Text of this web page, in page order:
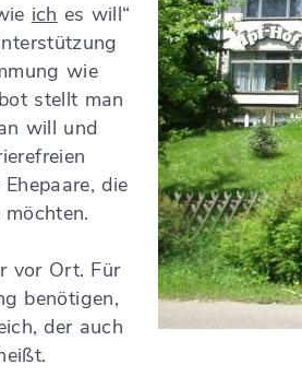
ich es will“
wie
stellt man
will und
die
vor Ort. Für
benötigen,
der auch